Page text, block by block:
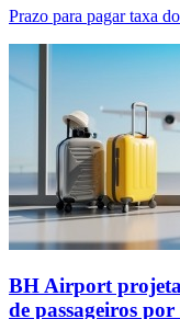
Prazo para pagar taxa
BH Airport
de passageiros por